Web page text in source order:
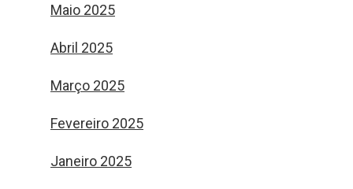
Maio 2025
Abril 2025
Março 2025
Fevereiro 2025
Janeiro 2025